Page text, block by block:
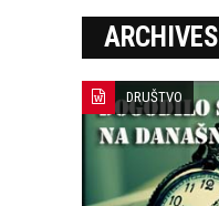
ARCHIVES
DRUŠTVO